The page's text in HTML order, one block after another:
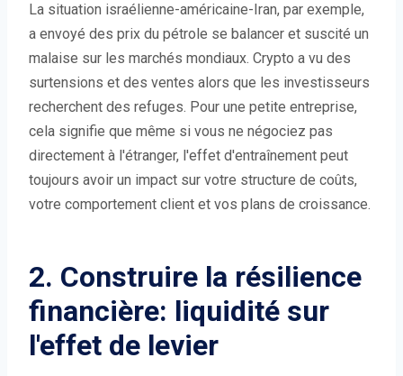
La situation israélienne-américaine-Iran, par exemple,
a envoyé des prix du pétrole se balancer et suscité un
malaise sur les marchés mondiaux. Crypto a vu des
surtensions et des ventes alors que les investisseurs
recherchent des refuges. Pour une petite entreprise,
cela signifie que même si vous ne négociez pas
directement à l'étranger, l'effet d'entraînement peut
toujours avoir un impact sur votre structure de coûts,
votre comportement client et vos plans de croissance.
2. Construire la résilience
financière: liquidité sur
l'effet de levier